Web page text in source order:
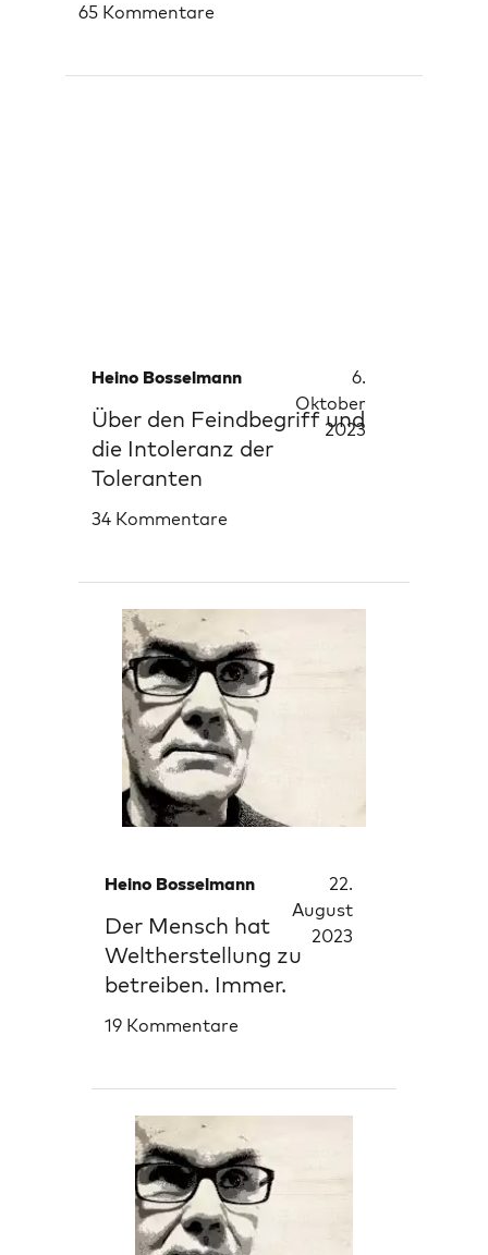
65 Kommentare
Heino Bosselmann
6.
Oktober
2023
Über den Feindbegriff und
die Intoleranz der
Toleranten
34 Kommentare
Heino Bosselmann
22.
August
2023
Der Mensch hat
Weltherstellung zu
betreiben. Immer.
19 Kommentare